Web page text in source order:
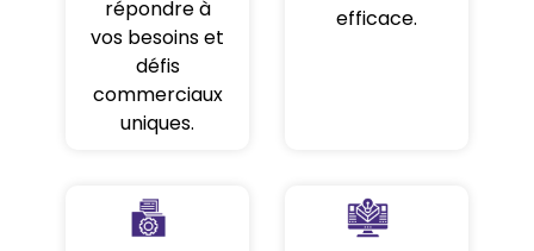
répondre à
vos besoins et
défis
commerciaux
uniques.
efficace.